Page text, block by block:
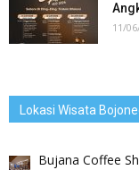
11/
Lokasi Wisata
Bujana Coffee